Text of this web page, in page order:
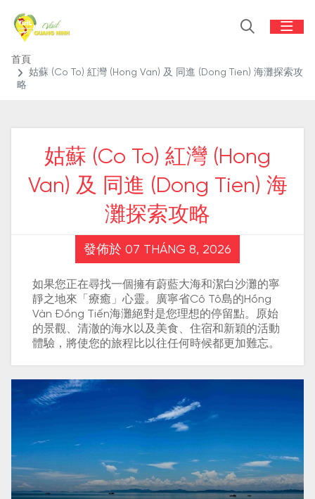
首頁
姑蘇 (Co To) 紅灣 (Hong Van) 及 同進 (Dong Tien) 海灘探索攻
略
姑蘇 (Co To) 紅灣 (Hong
Van) 及 同進 (Dong Tien) 海
灘探索攻略
發佈於 07 THÁNG 8, 2026
如果您正在尋找一個擁有蔚藍大海和潔白沙灘的寧
靜之地來「療癒」心靈。廣寧省Cô Tô島的Hồng
Vàn Đồng Tiến海灘絕對是您理想的停留點。原始
的景觀、清澈的海水以及美食、住宿和新穎的活動
體驗，將使您的旅程比以往任何時候都更加難忘。